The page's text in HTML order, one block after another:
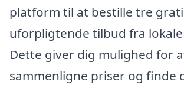
platform til at bestille tre
uforpligtende tilbud fra
Dette giver dig mulighed for
sammenligne priser og finde